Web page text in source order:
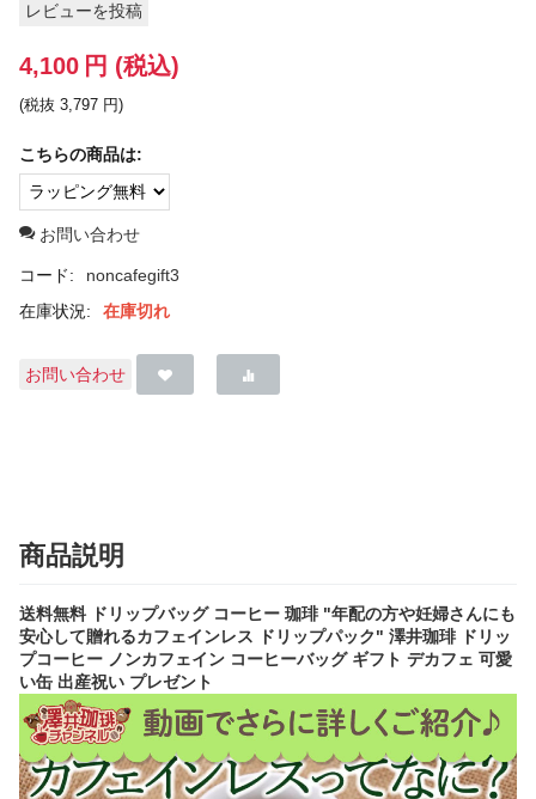
レビューを投稿
4,100 円 (税込)
(税抜 3,797 円)
こちらの商品は:
お問い合わせ
コード:
noncafegift3
在庫状況:
在庫切れ
お問い合わせ
商品説明
送料無料 ドリップバッグ コーヒー 珈琲 "年配の方や妊婦さんにも
安心して贈れるカフェインレス ドリップパック" 澤井珈琲 ドリッ
プコーヒー ノンカフェイン コーヒーバッグ ギフト デカフェ 可愛
い缶 出産祝い プレゼント